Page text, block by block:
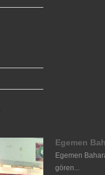
Egemen
Egemen
gören...